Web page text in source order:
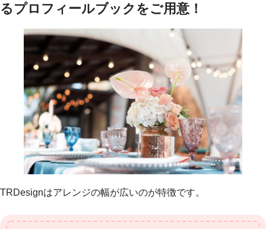
るプロフィールブックをご用意！
TRDesignはアレンジの幅が広いのが特徴です。